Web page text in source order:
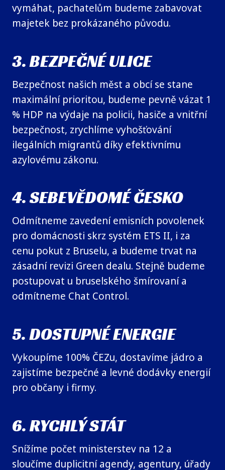
vymáhat, pachatelům budeme zabavovat
majetek bez prokázaného původu.
3. BEZPEČNÉ ULICE
Bezpečnost našich měst a obcí se stane
maximální prioritou, budeme pevně vázat 1
% HDP na výdaje na policii, hasiče a vnitřní
bezpečnost, zrychlíme vyhošťování
ilegálních migrantů díky efektivnímu
azylovému zákonu.
4. SEBEVĚDOMÉ ČESKO
Odmítneme zavedení emisních povolenek
pro domácnosti skrz systém ETS II, i za
cenu pokut z Bruselu, a budeme trvat na
zásadní revizi Green dealu. Stejně budeme
postupovat u bruselského šmírovaní a
odmítneme Chat Control.
5. DOSTUPNÉ ENERGIE
Vykoupíme 100% ČEZu, dostavíme jádro a
zajistíme bezpečné a levné dodávky energií
pro občany i firmy.
6. RYCHLÝ STÁT
Snížíme počet ministerstev na 12 a
sloučíme duplicitní agendy, agentury, úřady